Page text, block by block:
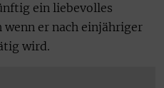
ein liebevolles
wenn er nach einjähriger
wird.